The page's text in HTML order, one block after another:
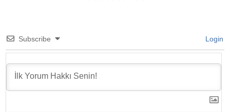
Subscribe Login